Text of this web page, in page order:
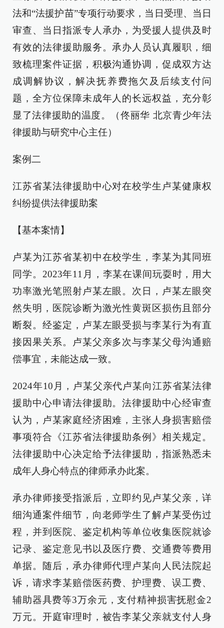
法和“法援护苗”专项行动要求，当日受理、当日
审查、当日指派专人承办，为受援人提供及时
有效的法律援助服务。承办人员认真履职，细
致梳理案件证据，积极沟通协调，促成双方达
成调解协议，解决抚养费拖欠及后续支付问
题，全方位保障未成年人的长远权益，充分彰
显了法律援助的温度。（佟丽华 北京青少年法
律援助与研究中心主任）
案例二
江苏省某法律援助中心对在校学生卢某健康权
纠纷提供法律援助案
【基本案情】
卢某为江苏省某初中在校学生，李某为其同班
同学。2023年11月，李某在课间玩耍时，用大
功率激光笔照射卢某左眼。次日，卢某左眼突
然失明，医院诊断为激光性黄斑区损伤且部分
断裂。经鉴定，卢某左眼受损与李某行为有直
接因果关系。卢某父亲多次与李某父母沟通赔
偿事宜，未能达成一致。
2024年10月，卢某父亲代卢某向江苏省某法律
援助中心申请法律援助。法律援助中心经审查
认为，卢某家庭经济困难，主张人身损害赔偿
事项符合《江苏省法律援助条例》相关规定。
法律援助中心决定给予法律援助，指派熟悉未
成年人身心特点的律师承办此案。
承办律师接受指派后，立即约见卢某父亲，详
细沟通案件细节，向老师学生了解卢某受伤过
程，并到医院、鉴定机构等单位收集医院就诊
记录、鉴定意见书以及医疗费、交通费等费用
单据。随后，承办律师代理卢某向人民法院起
诉，请求李某赔偿医药费、护理费、误工费、
辅助器具费等3万余元，支付精神损害抚慰金2
万元。开庭审理时，被告李某父亲就支付人身